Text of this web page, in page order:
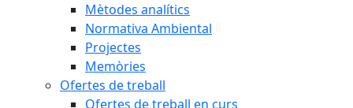
Mètodes analítics
Normativa Ambiental
Projectes
Memòries
Ofertes de treball
Ofertes de treball en curs